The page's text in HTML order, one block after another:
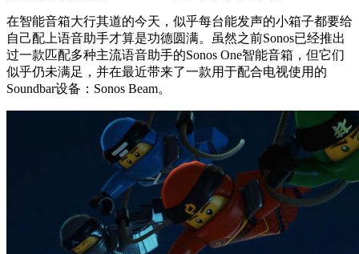
在智能音箱大行其道的今天，似乎每台能发声的小箱子都要给
自己配上语音助手才算是功德圆满。虽然之前Sonos已经推出
过一款匹配多种主流语音助手的Sonos One智能音箱，但它们
似乎仍未满足，并在最近带来了一款用于配合电视使用的
Soundbar设备：Sonos Beam。